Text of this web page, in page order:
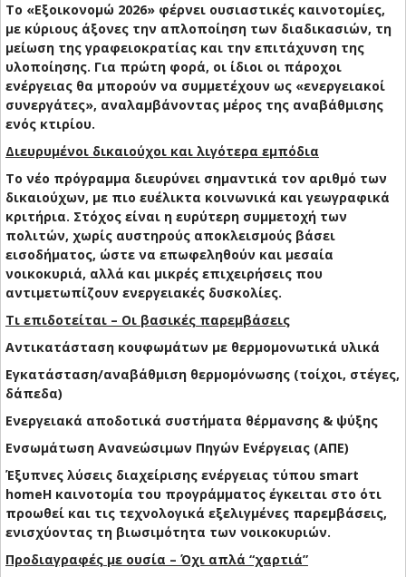
Το «Εξοικονομώ 2026» φέρνει ουσιαστικές καινοτομίες,
με κύριους άξονες την απλοποίηση των διαδικασιών, τη
μείωση της γραφειοκρατίας και την επιτάχυνση της
υλοποίησης. Για πρώτη φορά, οι ίδιοι οι πάροχοι
ενέργειας θα μπορούν να συμμετέχουν ως «ενεργειακοί
συνεργάτες», αναλαμβάνοντας μέρος της αναβάθμισης
ενός κτιρίου.
Διευρυμένοι δικαιούχοι και λιγότερα εμπόδια
Το νέο πρόγραμμα διευρύνει σημαντικά τον αριθμό των
δικαιούχων, με πιο ευέλικτα κοινωνικά και γεωγραφικά
κριτήρια. Στόχος είναι η ευρύτερη συμμετοχή των
πολιτών, χωρίς αυστηρούς αποκλεισμούς βάσει
εισοδήματος, ώστε να επωφεληθούν και μεσαία
νοικοκυριά, αλλά και μικρές επιχειρήσεις που
αντιμετωπίζουν ενεργειακές δυσκολίες.
Τι επιδοτείται – Οι βασικές παρεμβάσεις
Αντικατάσταση κουφωμάτων με θερμομονωτικά υλικά
Εγκατάσταση/αναβάθμιση θερμομόνωσης (τοίχοι, στέγες,
δάπεδα)
Ενεργειακά αποδοτικά συστήματα θέρμανσης & ψύξης
Ενσωμάτωση Ανανεώσιμων Πηγών Ενέργειας (ΑΠΕ)
Έξυπνες λύσεις διαχείρισης ενέργειας τύπου smart
homeΗ καινοτομία του προγράμματος έγκειται στο ότι
προωθεί και τις τεχνολογικά εξελιγμένες παρεμβάσεις,
ενισχύοντας τη βιωσιμότητα των νοικοκυριών.
Προδιαγραφές με ουσία – Όχι απλά “χαρτιά”